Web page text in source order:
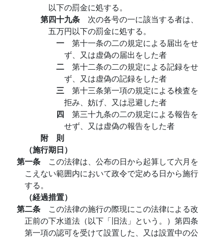
以下の罰金に処する。
第四十九条 次の各号の一に該当する者は、
五万円以下の罰金に処する。
一 第十一条の二の規定による届出をせ
ず、又は虚偽の届出をした者
二 第十二条の二の規定による記録をせ
ず、又は虚偽の記録をした者
三 第十三条第一項の規定による検査を
拒み、妨げ、又は忌避した者
四 第三十九条の二の規定による報告を
せず、又は虚偽の報告をした者
附 則
（施行期日）
第一条 この法律は、公布の日から起算して六月を
こえない範囲内において政令で定める日から施行
する。
（経過措置）
第二条 この法律の施行の際現にこの法律による改
正前の下水道法（以下「旧法」という。）第四条
第一項の認可を受けて設置した、又は設置中の公